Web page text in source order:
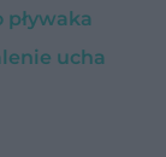
pływaka
ucha